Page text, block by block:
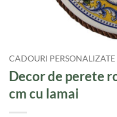
CADOURI PERSONALIZATE
Decor de perete
cm cu lamai